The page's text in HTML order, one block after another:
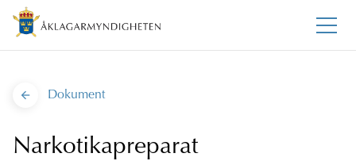
Dokument
Narkotikapreparat